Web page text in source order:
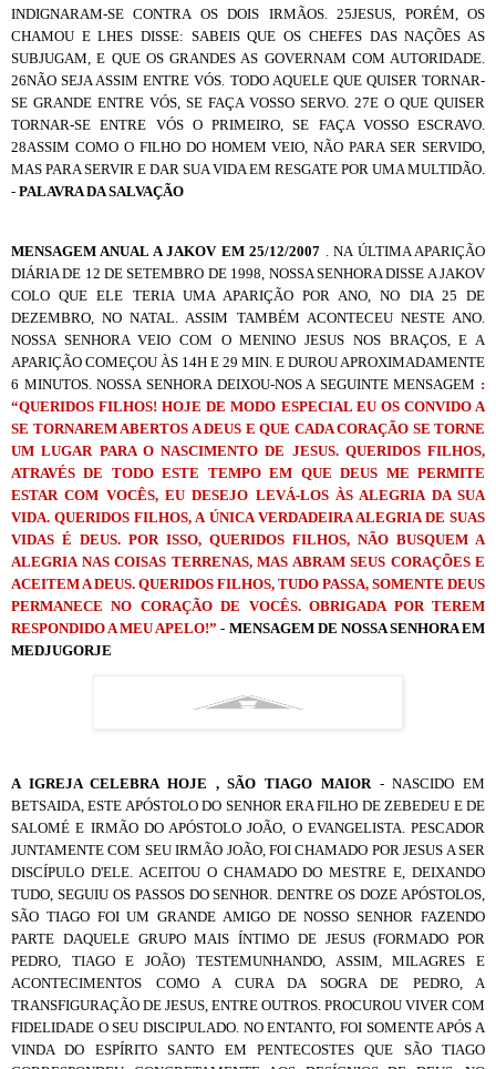
INDIGNARAM-SE CONTRA OS DOIS IRMÃOS. 25JESUS, PORÉM, OS
CHAMOU E LHES DISSE: SABEIS QUE OS CHEFES DAS NAÇÕES AS
SUBJUGAM, E QUE OS GRANDES AS GOVERNAM COM AUTORIDADE.
26NÃO SEJA ASSIM ENTRE VÓS. TODO AQUELE QUE QUISER TORNAR-
SE GRANDE ENTRE VÓS, SE FAÇA VOSSO SERVO. 27E O QUE QUISER
TORNAR-SE ENTRE VÓS O PRIMEIRO, SE FAÇA VOSSO ESCRAVO.
28ASSIM COMO O FILHO DO HOMEM VEIO, NÃO PARA SER SERVIDO,
MAS PARA SERVIR E DAR SUA VIDA EM RESGATE POR UMA MULTIDÃO.
- PALAVRA DA SALVAÇÃO
MENSAGEM ANUAL A JAKOV EM 25/12/2007 . NA ÚLTIMA APARIÇÃO
DIÁRIA DE 12 DE SETEMBRO DE 1998, NOSSA SENHORA DISSE A JAKOV
COLO QUE ELE TERIA UMA APARIÇÃO POR ANO, NO DIA 25 DE
DEZEMBRO, NO NATAL. ASSIM TAMBÉM ACONTECEU NESTE ANO.
NOSSA SENHORA VEIO COM O MENINO JESUS NOS BRAÇOS, E A
APARIÇÃO COMEÇOU ÀS 14H E 29 MIN. E DUROU APROXIMADAMENTE
6 MINUTOS. NOSSA SENHORA DEIXOU-NOS A SEGUINTE MENSAGEM :
“QUERIDOS FILHOS! HOJE DE MODO ESPECIAL EU OS CONVIDO A
SE TORNAREM ABERTOS A DEUS E QUE CADA CORAÇÃO SE TORNE
UM LUGAR PARA O NASCIMENTO DE JESUS. QUERIDOS FILHOS,
ATRAVÉS DE TODO ESTE TEMPO EM QUE DEUS ME PERMITE
ESTAR COM VOCÊS, EU DESEJO LEVÁ-LOS ÀS ALEGRIA DA SUA
VIDA. QUERIDOS FILHOS, A ÚNICA VERDADEIRA ALEGRIA DE SUAS
VIDAS É DEUS. POR ISSO, QUERIDOS FILHOS, NÃO BUSQUEM A
ALEGRIA NAS COISAS TERRENAS, MAS ABRAM SEUS CORAÇÕES E
ACEITEM A DEUS. QUERIDOS FILHOS, TUDO PASSA, SOMENTE DEUS
PERMANECE NO CORAÇÃO DE VOCÊS. OBRIGADA POR TEREM
RESPONDIDO A MEU APELO!” - MENSAGEM DE NOSSA SENHORA EM
MEDJUGORJE
A IGREJA CELEBRA HOJE , SÃO TIAGO MAIOR- NASCIDO EM
BETSAIDA, ESTE APÓSTOLO DO SENHOR ERA FILHO DE ZEBEDEU E DE
SALOMÉ E IRMÃO DO APÓSTOLO JOÃO, O EVANGELISTA. PESCADOR
JUNTAMENTE COM SEU IRMÃO JOÃO, FOI CHAMADO POR JESUS A SER
DISCÍPULO D'ELE. ACEITOU O CHAMADO DO MESTRE E, DEIXANDO
TUDO, SEGUIU OS PASSOS DO SENHOR. DENTRE OS DOZE APÓSTOLOS,
SÃO TIAGO FOI UM GRANDE AMIGO DE NOSSO SENHOR FAZENDO
PARTE DAQUELE GRUPO MAIS ÍNTIMO DE JESUS (FORMADO POR
PEDRO, TIAGO E JOÃO) TESTEMUNHANDO, ASSIM, MILAGRES E
ACONTECIMENTOS COMO A CURA DA SOGRA DE PEDRO, A
TRANSFIGURAÇÃO DE JESUS, ENTRE OUTROS. PROCUROU VIVER COM
FIDELIDADE O SEU DISCIPULADO. NO ENTANTO, FOI SOMENTE APÓS A
VINDA DO ESPÍRITO SANTO EM PENTECOSTES QUE SÃO TIAGO